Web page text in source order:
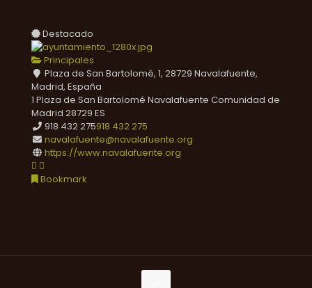
Destacado
Principales
Plaza de San Bartolomé, 1, 28729 Navalafuente,
Madrid, España
1 Plaza de San Bartolomé Navalafuente Comunidad de
Madrid 28729 ES
918 432 275918 432 275
navalafuente@navalafuente.org
https://www.navalafuente.org
Bookmark